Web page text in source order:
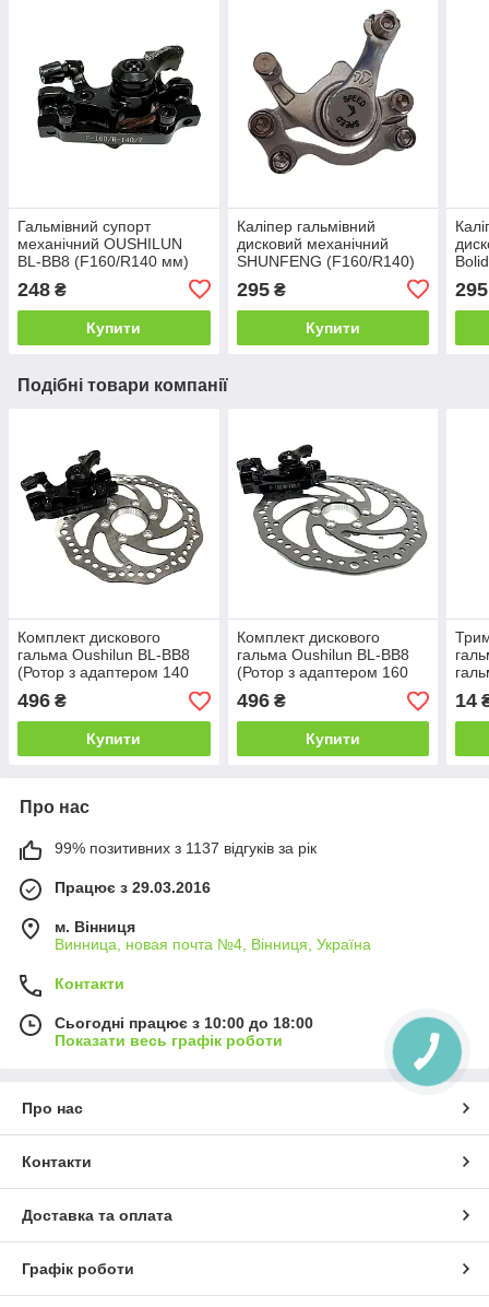
Гальмівний супорт
механічний OUSHILUN
BL-BB8 (F160/R140 мм)
248 ₴
Купити
Каліпер гальмівний
дисковий механічний
SHUNFENG (F160/R140)
295₴
Купити
295
Подібні товари компанії
Комплект дискового
гальма Oushilun BL-BB8
(Ротор з адаптером 140
мм + Каліпер F160/R140)
496 ₴
Купити
Комплект дискового
гальма Oushilun BL-BB8
(Ротор з адаптером 160
мм + Каліпер F160/R140)
496₴
Купити
14
Про нас
99% позитивних з 1137 відгуків за рік
Працює з 29.03.2016
м. Вінниця
Винница, новая почта №4, Вінниця, Україна
Контакти
Сьогодні працює з 10:00 до 18:00
Показати весь графік роботи
Про нас
Контакти
Доставка та оплата
Графік роботи